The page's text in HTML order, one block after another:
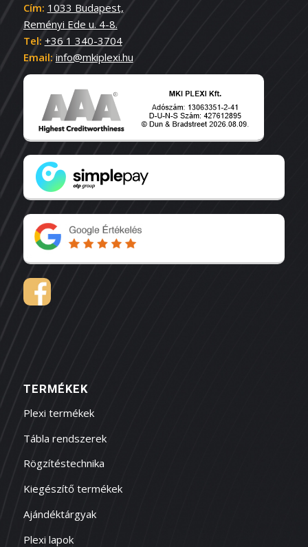
Cím: 1033 Budapest,
Reményi Ede u. 4-8.
Tel: +36 1 340-3704
Email: info@mkiplexi.hu
TERMÉKEK
Plexi termékek
Tábla rendszerek
Rögzítéstechnika
Kiegészítő termékek
Ajándéktárgyak
Plexi lapok